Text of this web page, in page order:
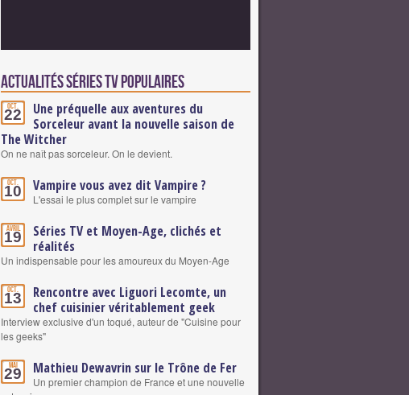
Actualités Séries TV populaires
Oct.
22
Une préquelle aux aventures du
Sorceleur avant la nouvelle saison de
The Witcher
On ne naît pas sorceleur. On le devient.
Oct.
10 Vampire vous avez dit Vampire ?
L'essai le plus complet sur le vampire
Avril
19
Séries TV et Moyen-Age, clichés et
réalités
Un indispensable pour les amoureux du Moyen-Age
Oct.
13
Rencontre avec Liguori Lecomte, un
chef cuisinier véritablement geek
Interview exclusive d'un toqué, auteur de "Cuisine pour
les geeks"
Mai
29 Mathieu Dewavrin sur le Trône de Fer
Un premier champion de France et une nouvelle